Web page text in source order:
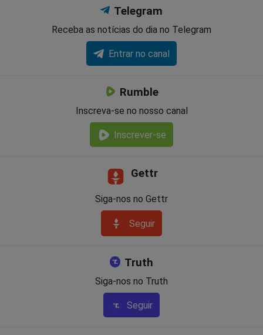
Telegram
Receba as notícias do dia no Telegram
Entrar no canal
Rumble
Inscreva-se no nosso canal
Inscrever-se
Gettr
Siga-nos no Gettr
Seguir
Truth
Siga-nos no Truth
Seguir